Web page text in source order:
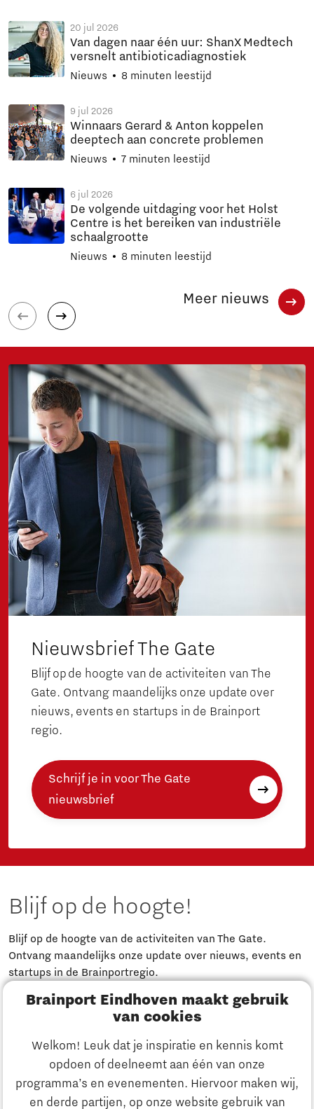
Brainport Eindhoven maakt gebruik
van cookies
Welkom! Leuk dat je inspiratie en kennis komt
opdoen of deelneemt aan één van onze
programma’s en evenementen. Hiervoor maken wij,
en derde partijen, op onze website gebruik van
20 jul 2026
Van dagen naar één uur: ShanX Medtech
versnelt antibioticadiagnostiek
Nieuws 8 minuten leestijd
9 jul 2026
Winnaars Gerard & Anton koppelen
deeptech aan concrete problemen
Nieuws 7 minuten leestijd
6 jul 2026
De volgende uitdaging voor het Holst
Centre is het bereiken van industriële
schaalgrootte
Nieuws 8 minuten leestijd
Meer nieuws
Nieuwsbrief The Gate
Blijf op de hoogte van de activiteiten van The
Gate. Ontvang maandelijks onze update over
nieuws, events en startups in de Brainport
regio.
Schrijf je in voor The Gate
nieuwsbrief
Blijf op de hoogte!
Blijf op de hoogte van de activiteiten van The Gate.
Ontvang maandelijks onze update over nieuws, events en
startups in de Brainportregio.
Meld je aan
Heb je een vraag?
E-mailadres:info@thegate.tech